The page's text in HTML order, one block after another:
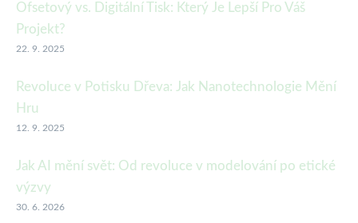
Ofsetový vs. Digitální Tisk: Který Je Lepší Pro Váš
Projekt?
22. 9. 2025
Revoluce v Potisku Dřeva: Jak Nanotechnologie Mění
Hru
12. 9. 2025
Jak AI mění svět: Od revoluce v modelování po etické
výzvy
30. 6. 2026